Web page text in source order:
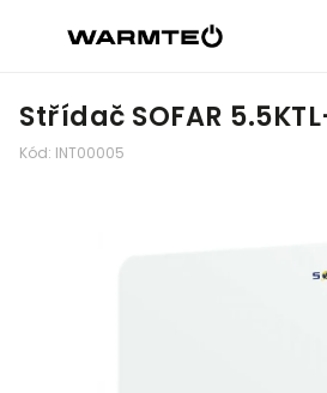
Střídač SOFAR
Kód: INT00005